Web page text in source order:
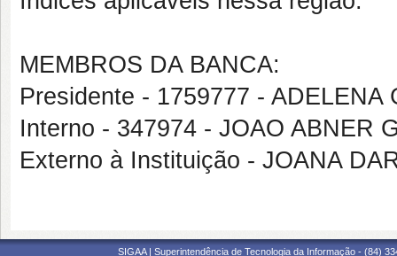
MEMBROS DA BANCA:
Presidente - 1759777 - ADELENA
Interno - 347974 - JOAO ABNER
Externo à Instituição - JOANA
SIGAA | Superintendência de Tecnologia da Informação - (84)